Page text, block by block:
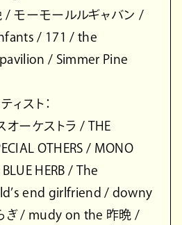
モーモールルギャバン /
/ 171 / the
/ Simmer Pine
ィスト：
オーケストラ / THE
OTHERS / MONO
HERB / The
end girlfriend / downy
ぎ / mudy on the 昨晩 /